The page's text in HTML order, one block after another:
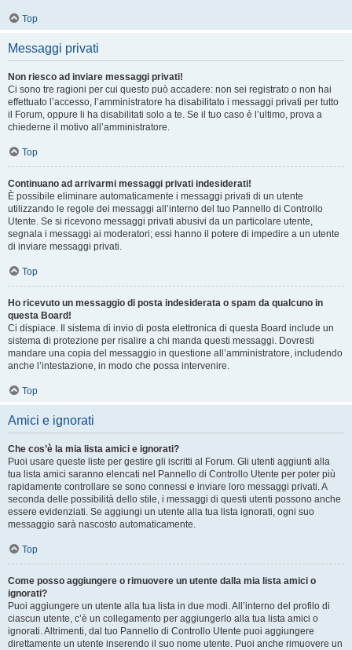
Top
Messaggi privati
Non riesco ad inviare messaggi privati!
Ci sono tre ragioni per cui questo può accadere: non sei registrato o non hai
effettuato l’accesso, l’amministratore ha disabilitato i messaggi privati per tutto
il Forum, oppure li ha disabilitati solo a te. Se il tuo caso è l’ultimo, prova a
chiederne il motivo all’amministratore.
Top
Continuano ad arrivarmi messaggi privati indesiderati!
È possibile eliminare automaticamente i messaggi privati ​​di un utente
utilizzando le regole dei messaggi all’interno del tuo Pannello di Controllo
Utente. Se si ricevono messaggi privati ​​abusivi da un particolare utente,
segnala i messaggi ai moderatori; essi hanno il potere di impedire a un utente
di inviare messaggi privati​​.
Top
Ho ricevuto un messaggio di posta indesiderata o spam da qualcuno in
questa Board!
Ci dispiace. Il sistema di invio di posta elettronica di questa Board include un
sistema di protezione per risalire a chi manda questi messaggi. Dovresti
mandare una copia del messaggio in questione all’amministratore, includendo
anche l’intestazione, in modo che possa intervenire.
Top
Amici e ignorati
Che cos’è la mia lista amici e ignorati?
Puoi usare queste liste per gestire gli iscritti al Forum. Gli utenti aggiunti alla
tua lista amici saranno elencati nel Pannello di Controllo Utente per poter più
rapidamente controllare se sono connessi e inviare loro messaggi privati. A
seconda delle possibilità dello stile, i messaggi di questi utenti possono anche
essere evidenziati. Se aggiungi un utente alla tua lista ignorati, ogni suo
messaggio sarà nascosto automaticamente.
Top
Come posso aggiungere o rimuovere un utente dalla mia lista amici o
ignorati?
Puoi aggiungere un utente alla tua lista in due modi. All’interno del profilo di
ciascun utente, c’è un collegamento per aggiungerlo alla tua lista amici o
ignorati. Altrimenti, dal tuo Pannello di Controllo Utente puoi aggiungere
direttamente un utente inserendo il suo nome utente. Puoi anche rimuovere un